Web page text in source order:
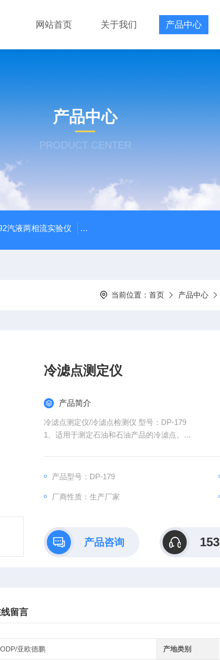
网站首页 关于我们 产品中心
产品中心
PRODUCT CENTER
汽液两相流实验仪 DP/DH807A光磁共振系统DP/DH807A
当前位置： 首页 产品中心
冷滤点测定仪
产品简介
冷滤点测定仪/冷滤点检测仪 型号：DP-179
1、适用于测定石油和石油产品的冷滤点。
3、精度：±0.1℃
产品型号：DP-179
厂商性质：生产厂家
产品咨询
留言
亚欧德鹏 产地类别